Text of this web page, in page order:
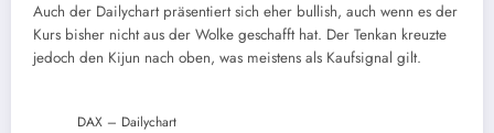
Auch der Dailychart präsentiert sich eher bullish, auch wenn es der
Kurs bisher nicht aus der Wolke geschafft hat. Der Tenkan kreuzte
jedoch den Kijun nach oben, was meistens als Kaufsignal gilt.
DAX – Dailychart